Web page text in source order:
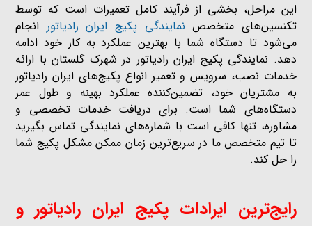
این مراحل، بخشی از فرآیند کامل تعمیرات است که توسط
تکنسین‌های متخصص نمایندگی پکیج ایران رادیاتور انجام
می‌شود تا دستگاه شما با بهترین عملکرد به کار خود ادامه
دهد. نمایندگی پکیج ایران رادیاتور در شهرک گلستان با ارائه
خدمات نصب، سرویس و تعمیر انواع پکیج‌های ایران رادیاتور
به مشتریان خود، تضمین‌کننده عملکرد بهینه و طول عمر
دستگاه‌های شما است. برای دریافت خدمات تخصصی و
مشاوره، تنها کافی است با شماره‌های نمایندگی تماس بگیرید
تا تیم متخصص ما در سریع‌ترین زمان ممکن مشکل پکیج شما
را حل کند‌.
رایج‌ترین ایرادات پکیج ایران رادیاتور و